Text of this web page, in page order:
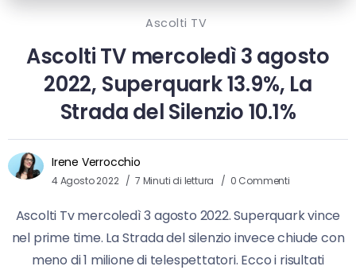
Ascolti TV
Ascolti TV mercoledì 3 agosto
2022, Superquark 13.9%, La
Strada del Silenzio 10.1%
Irene Verrocchio
4 Agosto 2022 7 Minuti di lettura 0 Commenti
Ascolti Tv mercoledì 3 agosto 2022. Superquark vince
nel prime time. La Strada del silenzio invece chiude con
meno di 1 milione di telespettatori. Ecco i risultati